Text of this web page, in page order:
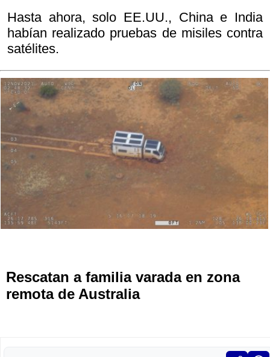
Hasta ahora, solo EE.UU., China e India
habían realizado pruebas de misiles contra
satélites.
Rescatan a familia varada en zona
remota de Australia